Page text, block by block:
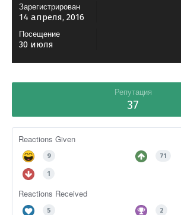
Зарегистрирован
14 апреля, 2016
Посещение
30 июля
Репутация
37
Reactions Given
9 71
1
Reactions Received
5 2